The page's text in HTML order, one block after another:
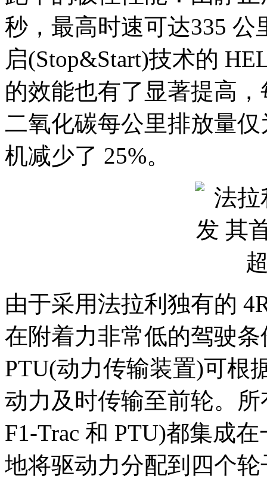
秒，最高时速可达335
启(Stop&Start)技术的
的效能也有了显著提高
二氧化碳每公里排放量
机减少了 25%。
由于采用法拉利独有的
在附着力非常低的驾驶
PTU(动力传输装置)可根
动力及时传输至前轮。
F1-Trac 和 PTU)都集成
地将驱动力分配到四个轮